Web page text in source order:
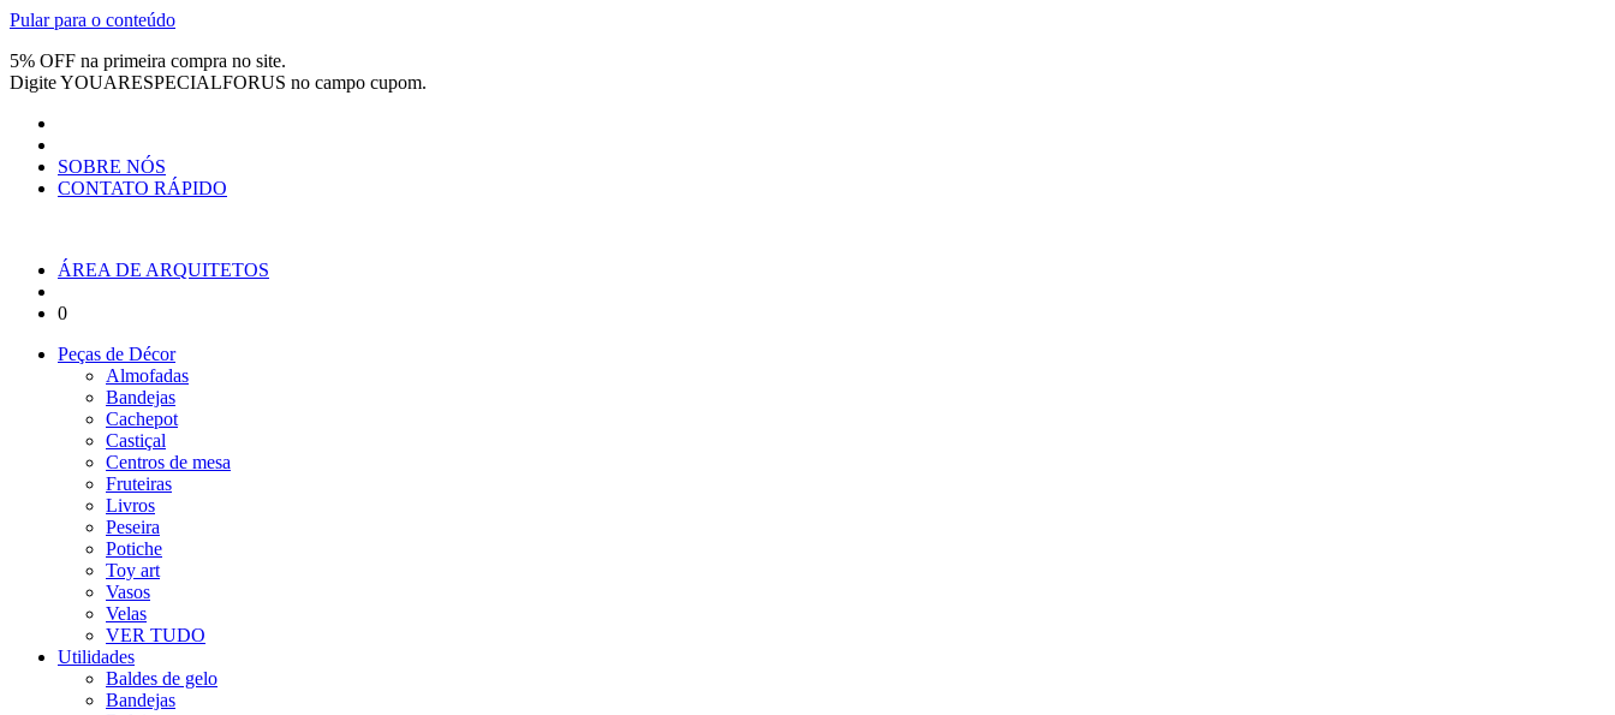
Pular para o conteúdo
5% OFF na primeira compra no site.
DigiteYOUARESPECIALFORUS no campo cupom.
SOBRE NÓS
CONTATO RÁPIDO
ÁREA DE ARQUITETOS
0
Peças de Décor
Almofadas
Bandejas
Cachepot
Castiçal
Centros de mesa
Fruteiras
Livros
Peseira
Potiche
Toy art
Vasos
Velas
VER TUDO
Utilidades
Baldes de gelo
Bandejas